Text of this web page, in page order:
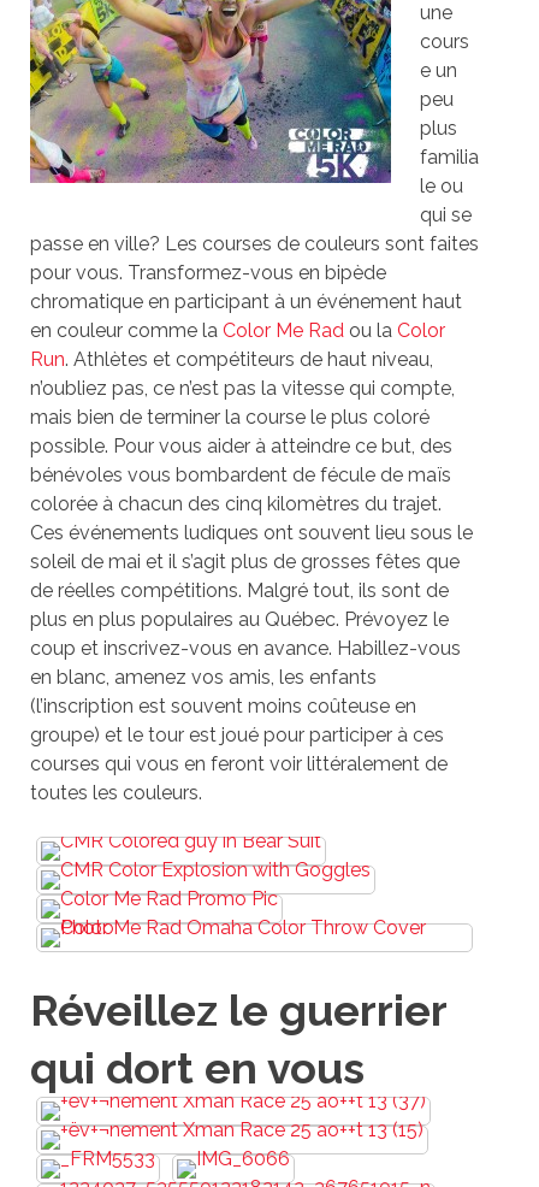
une
cours
e un
peu
plus
familia
le ou
qui se
passe en ville? Les courses de couleurs sont faites
pour vous. Transformez-vous en bipède
chromatique en participant à un événement haut
en couleur comme la Color Me Radou la Color
Run. Athlètes et compétiteurs de haut niveau,
n’oubliez pas, ce n’est pas la vitesse qui compte,
mais bien de terminer la course le plus coloré
possible. Pour vous aider à atteindre ce but, des
bénévoles vous bombardent de fécule de maïs
colorée à chacun des cinq kilomètres du trajet.
Ces événements ludiques ont souvent lieu sous le
soleil de mai et il s’agit plus de grosses fêtes que
de réelles compétitions. Malgré tout, ils sont de
plus en plus populaires au Québec. Prévoyez le
coup et inscrivez-vous en avance. Habillez-vous
en blanc, amenez vos amis, les enfants
(l’inscription est souvent moins coûteuse en
groupe) et le tour est joué pour participer à ces
courses qui vous en feront voir littéralement de
toutes les couleurs.
Réveillez le guerrier
qui dort en vous